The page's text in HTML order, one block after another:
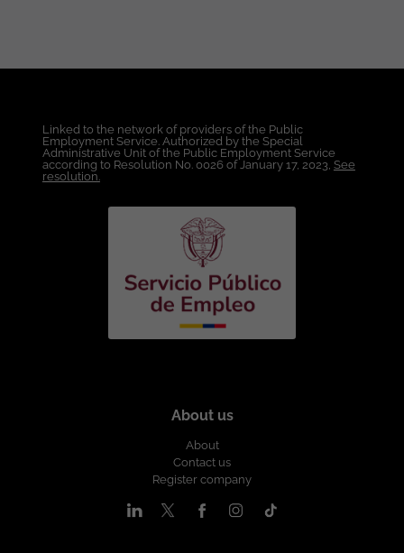
Linked to the network of providers of the Public
Employment Service. Authorized by the Special
Administrative Unit of the Public Employment Service
according to Resolution No. 0026 of January 17, 2023, See
resolution.
About us
About
Contact us
Register company